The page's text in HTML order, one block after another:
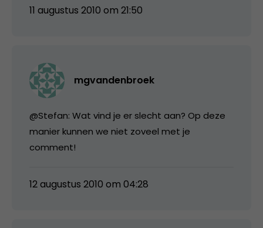
11 augustus 2010 om 21:50
mgvandenbroek
@Stefan: Wat vind je er slecht aan? Op deze
manier kunnen we niet zoveel met je
comment!
12 augustus 2010 om 04:28